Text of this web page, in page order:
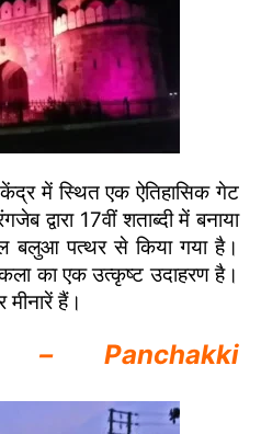
में स्थित एक ऐतिहासिक गेट
द्वारा 17वीं शताब्दी में बनाया
बलुआ पत्थर से किया गया है।
का एक उत्कृष्ट उदाहरण है।
हैं।
– Panchakki